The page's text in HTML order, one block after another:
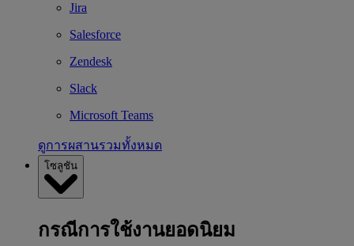
Jira
Salesforce
Zendesk
Slack
Microsoft Teams
ดูการผสานรวมทั้งหมด
โซลูชัน
กรณีการใช้งานยอดนิยม